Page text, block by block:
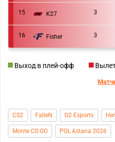
15 K27 3
16 Fisher 3
Выход в плей-офф
CS2 FalleN G2 Esports
Monte CS:GO PGL Astana 2026